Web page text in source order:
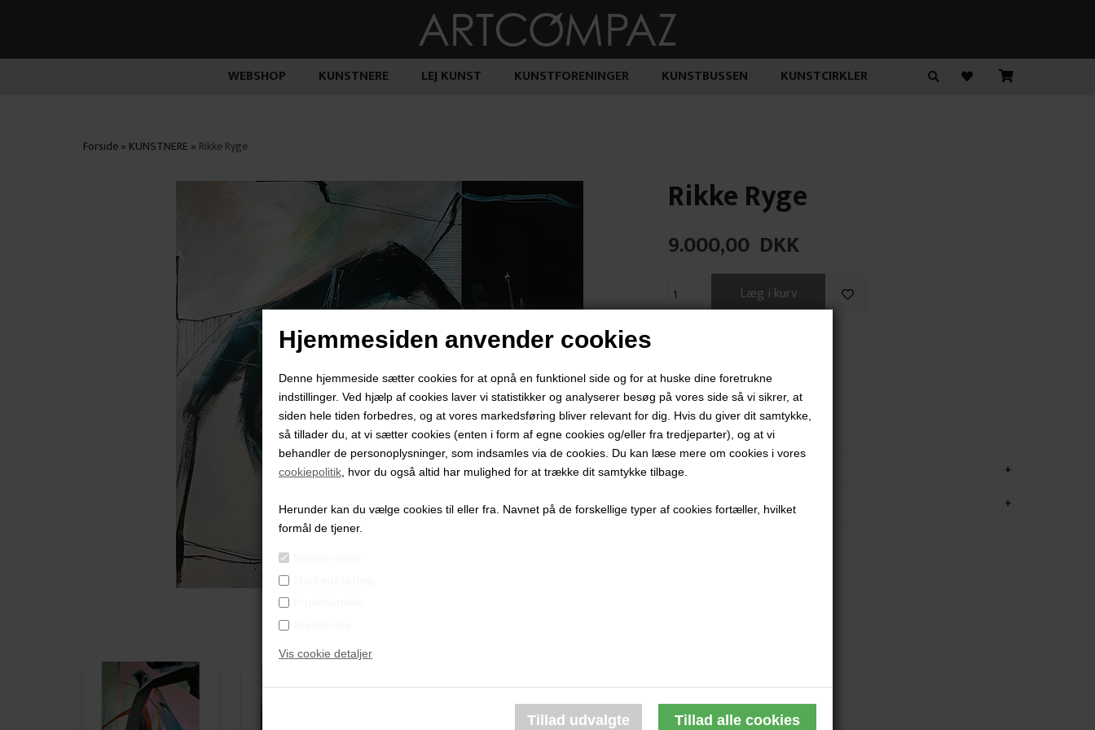
Hjemmesiden anvender cookies
Denne hjemmeside sætter cookies for at opnå en funktionel side og for at huske dine foretrukne
indstillinger. Ved hjælp af cookies laver vi statistikker og analyserer besøg på vores side så vi sikrer, at
siden hele tiden forbedres, og at vores markedsføring bliver relevant for dig. Hvis du giver dit samtykke,
så tillader du, at vi sætter cookies (enten i form af egne cookies og/eller fra tredjeparter), og at vi
behandler de personoplysninger, som indsamles via de cookies. Du kan læse mere om cookies i vores
cookiepolitik , hvor du også altid har mulighed for at trække dit samtykke tilbage.
Herunder kan du vælge cookies til eller fra. Navnet på de forskellige typer af cookies fortæller, hvilket
formål de tjener.
Vis cookie detaljer
WEBSHOP KUNSTNERE LEJ KUNST KUNSTFORENINGER KUNSTBUSSEN KUNSTCIRKLER
Forside» KUNSTNERE » Rikke Ryge
Rikke Ryge
9.000,00DKK
100x100 cm.
Akryl på lærred
Ikke indrammet
PRODUKTBESKRIVELSE
PRODUKTINFORMATION